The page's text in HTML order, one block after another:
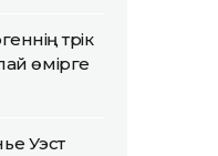
түрік
өмірге
Уэст